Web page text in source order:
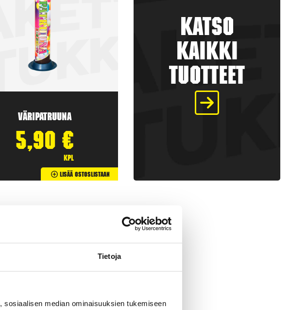
Tietoja
median ominaisuuksien tukemiseen
Väripatruuna
5,90 €
kpl
Lisää Ostoslistaan
Katso
kaikki
tuotteet